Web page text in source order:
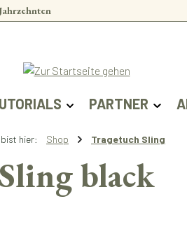
PARTNER
bist hier: Shop Tragetuch Sling
Sling black